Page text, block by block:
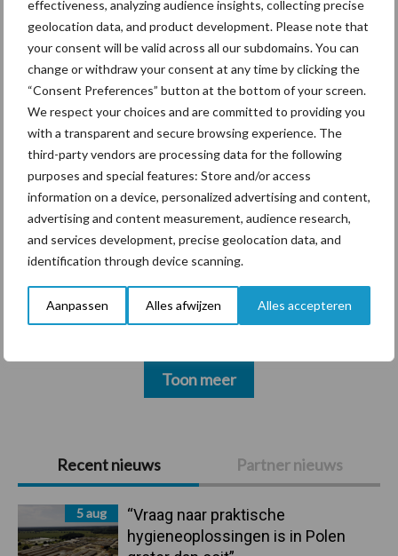
effectiveness, analyzing audience insights, collecting precise
geolocation data, and product development. Please note that
your consent will be valid across all our subdomains. You can
change or withdraw your consent at any time by clicking the
“Consent Preferences” button at the bottom of your screen.
We respect your choices and are committed to providing you
with a transparent and secure browsing experience. The
third-party vendors are processing data for the following
purposes and special features: Store and/or access
information on a device, personalized advertising and content,
advertising and content measurement, audience research,
and services development, precise geolocation data, and
identification through device scanning.
Aanpassen Alles afwijzen Alles accepteren
Primaire
Sidebar
Recent nieuws Partner nieuws
5 aug
“Vraag naar praktische
hygieneoplossingen is in Polen
zwadhark in de hef
Themapagina's
Diergezondheid Bemesting Fokkerij
Bedrijfsnieuws
Voerhekken
Toon meer